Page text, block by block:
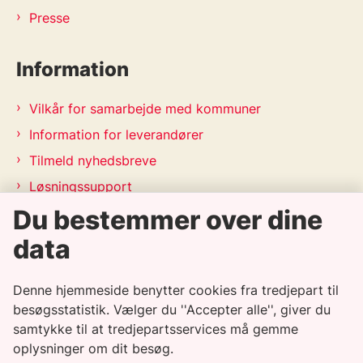
Presse
Information
Vilkår for samarbejde med kommuner
Information for leverandører
Tilmeld nyhedsbreve
Løsningssupport
Releasekalender
APV-handleplan 2026
Genveje
Informationssikkerhedspolitik
Tilgængelighedserklæring
Du bestemmer over dine
data
Denne hjemmeside benytter cookies fra tredjepart til
besøgsstatistik. Vælger du ''Accepter alle'', giver du
samtykke til at tredjepartsservices må gemme
oplysninger om dit besøg.